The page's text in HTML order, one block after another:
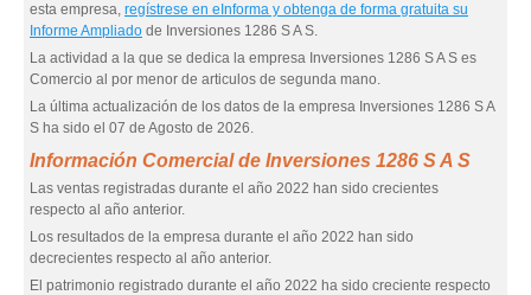
esta empresa, regístrese en eInforma y obtenga de forma gratuita su
Informe Ampliado de Inversiones 1286 S A S.
La actividad a la que se dedica la empresa Inversiones 1286 S A S es
Comercio al por menor de articulos de segunda mano.
La última actualización de los datos de la empresa Inversiones 1286 S A
S ha sido el 07 de Agosto de 2026.
Información Comercial de Inversiones 1286 S A S
Las ventas registradas durante el año 2022 han sido crecientes
respecto al año anterior.
Los resultados de la empresa durante el año 2022 han sido
decrecientes respecto al año anterior.
El patrimonio registrado durante el año 2022 ha sido creciente respecto